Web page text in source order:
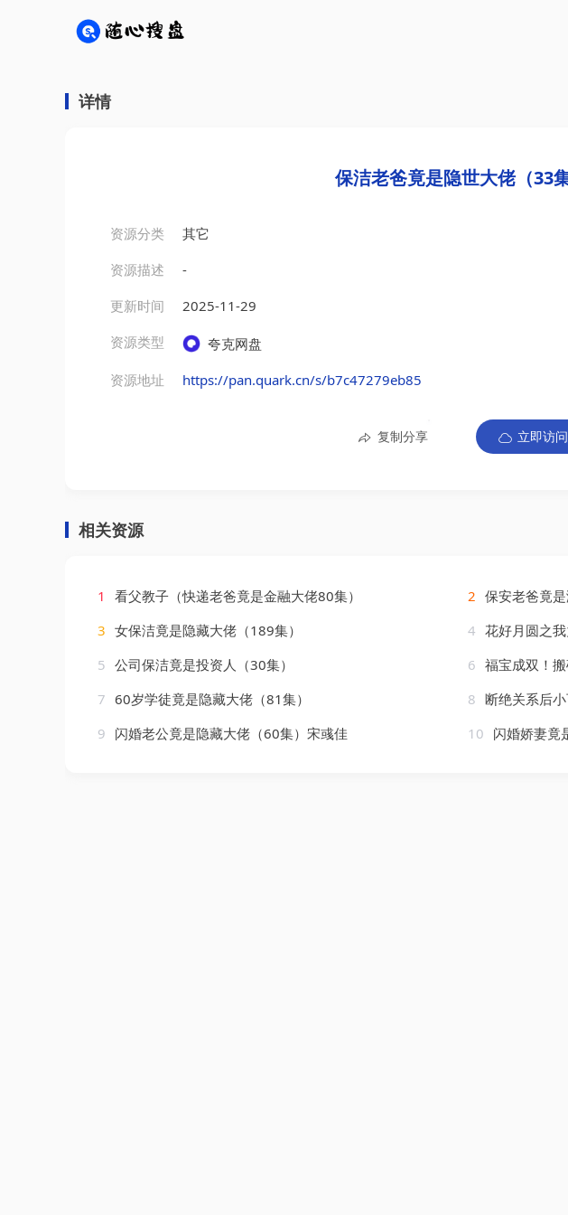
详情
保洁老爸竟是隐世大佬（33集
资源分类
其它
资源描述
-
更新时间
2025-11-29
资源类型
夸克网盘
资源地址
https://pan.quark.cn/s/b7c47279eb85
复制分享 立即访问
相关资源
1 看父教子（快递老爸竟是金融大佬80集） 2 保安老爸竟
3 女保洁竟是隐藏大佬（189集） 4 花好月圆之
5 公司保洁竟是投资人（30集） 6 福宝成双！
7 60岁学徒竟是隐藏大佬（81集） 8 断绝关系后
9 闪婚老公竟是隐藏大佬（60集）宋彧佳 10 闪婚娇妻竟